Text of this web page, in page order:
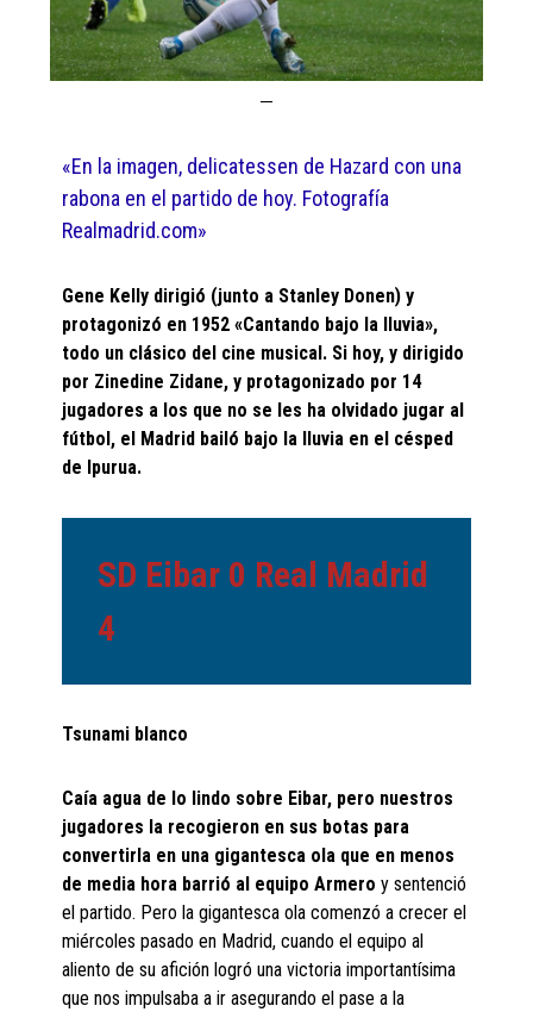
«En la imagen, delicatessen de Hazard con una
rabona en el partido de hoy. Fotografía
Realmadrid.com»
Gene Kelly dirigió (junto a Stanley Donen) y
protagonizó en 1952 «Cantando bajo la lluvia»,
todo un clásico del cine musical. Si hoy, y dirigido
por Zinedine Zidane, y protagonizado por 14
jugadores a los que no se les ha olvidado jugar al
fútbol, el Madrid bailó bajo la lluvia en el césped
de Ipurua.
SD Eibar 0 Real Madrid
4
Tsunami blanco
Caía agua de lo lindo sobre Eibar, pero nuestros
jugadores la recogieron en sus botas para
convertirla en una gigantesca ola que en menos
de media hora barrió al equipo Armero y sentenció
el partido. Pero la gigantesca ola comenzó a crecer el
miércoles pasado en Madrid, cuando el equipo al
aliento de su afición logró una victoria importantísima
que nos impulsaba a ir asegurando el pase a la